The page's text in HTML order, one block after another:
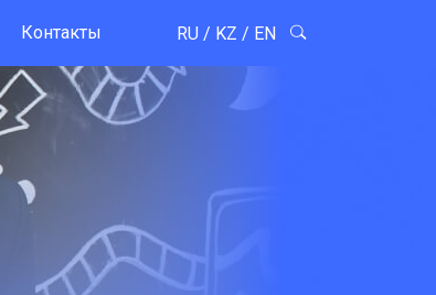
Контакты RU / KZ / EN